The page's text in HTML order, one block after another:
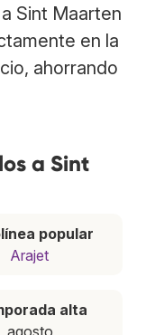
Sint Maarten
en la
ahorrando
a Sint
popular
Arajet
alta
agosto